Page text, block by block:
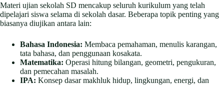
Materi ujian sekolah SD mencakup seluruh kurikulum yang telah
dipelajari siswa selama di sekolah dasar. Beberapa topik penting yang
biasanya diujikan antara lain:
Bahasa Indonesia: Membaca pemahaman, menulis karangan,
tata bahasa, dan penggunaan kosakata.
Matematika: Operasi hitung bilangan, geometri, pengukuran,
dan pemecahan masalah.
IPA: Konsep dasar makhluk hidup, lingkungan, energi, dan